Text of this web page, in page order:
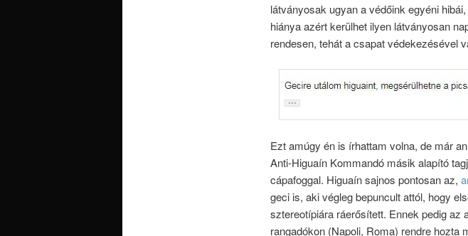
látványosak ugyan a védőink egyéni
hiánya azért kerülhet ilyen látványosan
rendesen, tehát a csapat védekezésével
Ezt amúgy én is írhattam volna, de már
Anti-Higuaín Kommandó másik alapító
cápafoggal. Higuaín sajnos pontosan az,
geci is, aki végleg bepuncult attól, hogy
sztereotípiára ráerősített. Ennek pedig
rangadókon (Napoli, Roma) rendre hozta